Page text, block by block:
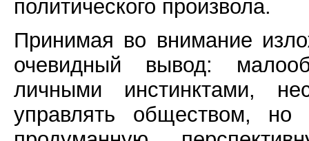
политического произвола.
Принимая во внимание
очевидный вывод:
личными инстинктами,
управлять обществом,